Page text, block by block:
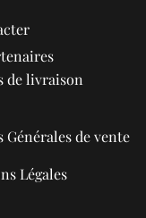
de livraison
de vente
Légales